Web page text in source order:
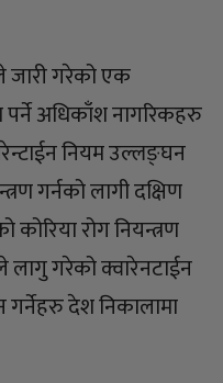
जारी गरेको एक
पर्ने अधिकाँश नागरिकहरु
नियम उल्लङ्घन
गर्नको लागी दक्षिण
रोग नियन्त्रण
गरेको क्वारेनटाईन
देश निकालामा